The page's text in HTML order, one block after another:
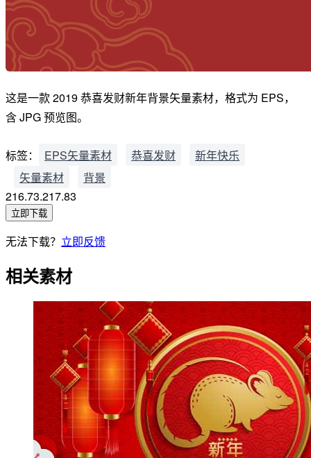
这是一款 2019 恭喜发财新年背景矢量素材，格式为 EPS，
含 JPG 预览图。
标签： EPS矢量素材 恭喜发财
新年快乐
矢量素材
背景
216.73.217.83
立即下载
无法下载？ 立即反馈
相关素材